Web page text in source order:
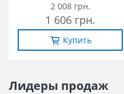
2 008 грн.
1 606 грн.
Купить
Лидеры продаж